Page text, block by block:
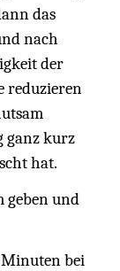
das
nach
der
reduzieren
ganz kurz
hat.
geben und
Minuten bei